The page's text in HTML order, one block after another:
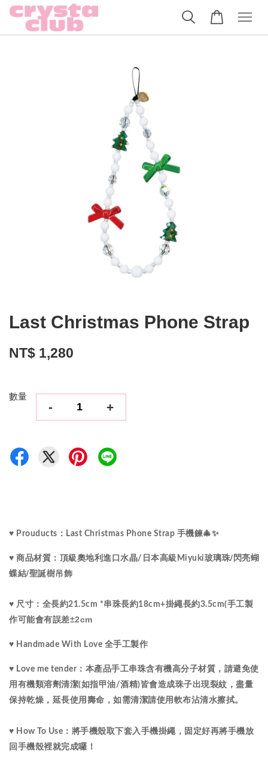
Last Christmas Phone Strap
NT$ 1,280
數量
- +
♥ Prouducts：Last Christmas Phone Strap 手機鍊🎄✨
♥ 商品材質： 頂級奧地利進口 水晶/ 日本高級Miyuki玻璃珠/閃亮蝴
蝶結/聖誕樹吊飾
♥ 尺寸： 全長約21.5cm *串珠長約18cm+掛繩長約3.5cm(手工製
作可能會有誤差±2cm
♥ Handmade With Love 全手工製作
♥ Love me tender： 本產品手工串珠含有機高分子材質，請避免使
用有機類溶劑清潔(如指甲油/酒精)皆會造成珠子出現裂紋，盡量
保持乾燥，延長使用壽命，如需清潔請使用軟布沾清水擦拭。
♥ How To Use：將手機殼取下套入手機掛繩，固定好再將手機放
回手機殼裡就完成囉！